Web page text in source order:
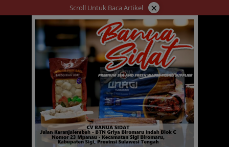
ke
Scroll Untuk Baca Artikel ×